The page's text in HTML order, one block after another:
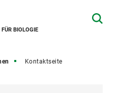
FÜR BIOLOGIE
Kontaktseite